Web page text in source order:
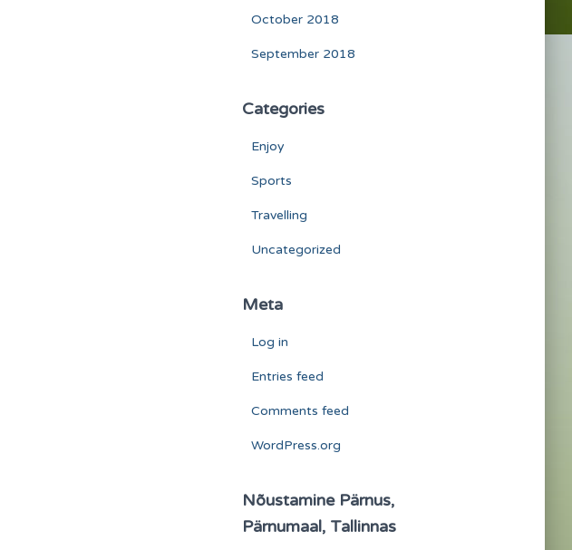
October 2018
September 2018
Categories
Enjoy
Sports
Travelling
Uncategorized
Meta
Log in
Entries feed
Comments feed
WordPress.org
Nõustamine Pärnus,
Pärnumaal, Tallinnas